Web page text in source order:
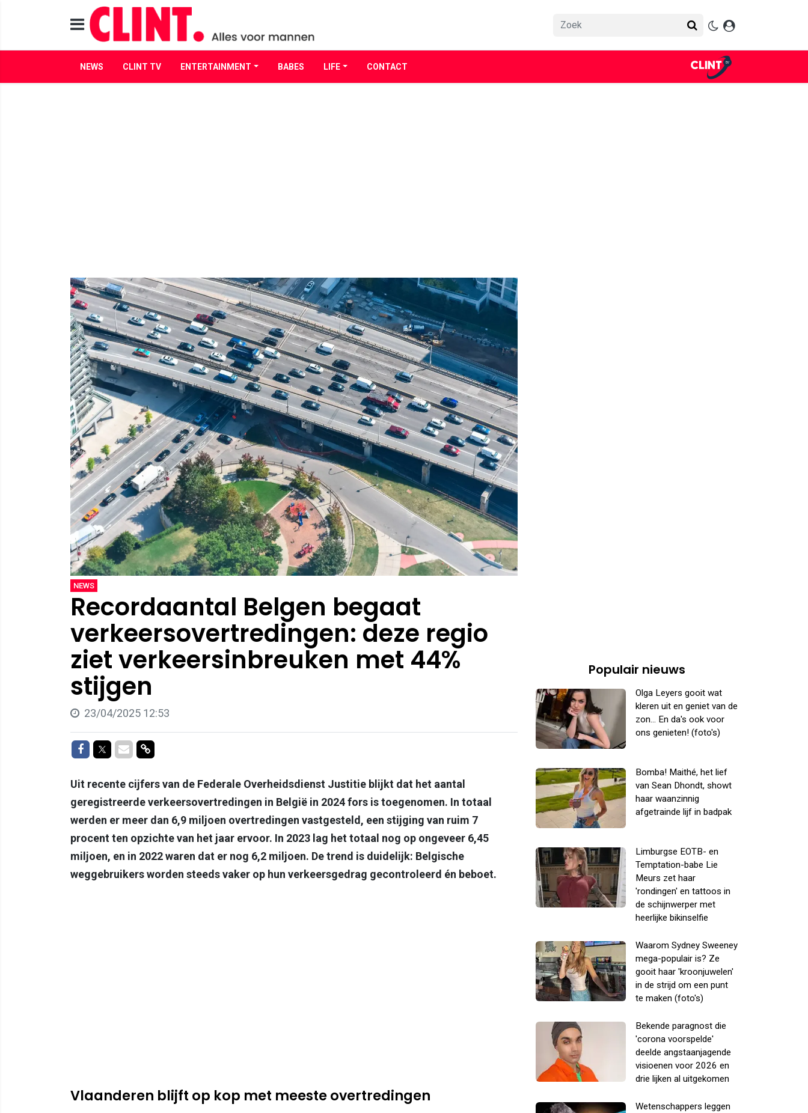
NEWS CLINT TV ENTERTAINMENT BABES LIFE CONTACT
NEWS
Recordaantal Belgen begaat
verkeersovertredingen: deze regio
ziet verkeersinbreuken met 44%
stijgen
23/04/2025 12:53
Delen op Facebook
Delen op Twitter
Delen via Mail
Delen via link
Uit recente cijfers van de Federale Overheidsdienst Justitie blijkt dat het aantal
geregistreerde verkeersovertredingen in België in 2024 fors is toegenomen. In totaal
werden er meer dan 6,9 miljoen overtredingen vastgesteld, een stijging van ruim 7
procent ten opzichte van het jaar ervoor. In 2023 lag het totaal nog op ongeveer 6,45
miljoen, en in 2022 waren dat er nog 6,2 miljoen. De trend is duidelijk: Belgische
weggebruikers worden steeds vaker op hun verkeersgedrag gecontroleerd én beboet.
Vlaanderen blijft op kop met meeste overtredingen
Populair nieuws
Olga Leyers gooit wat
kleren uit en geniet van de
zon... En da's ook voor
ons genieten! (foto's)
Bomba! Maithé, het lief
van Sean Dhondt, showt
haar waanzinnig
afgetrainde lijf in badpak
Limburgse EOTB- en
Temptation-babe Lie
Meurs zet haar
'rondingen' en tattoos in
de schijnwerper met
heerlijke bikinselfie
Waarom Sydney Sweeney
mega-populair is? Ze
gooit haar 'kroonjuwelen'
in de strijd om een punt
te maken (foto's)
Bekende paragnost die
'corona voorspelde'
deelde angstaanjagende
visioenen voor 2026 en
drie lijken al uitgekomen
Wetenschappers leggen